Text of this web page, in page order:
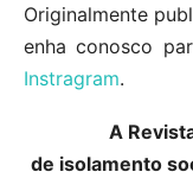
Originalmente
enha conosco
Instragram.
A
de isolamento